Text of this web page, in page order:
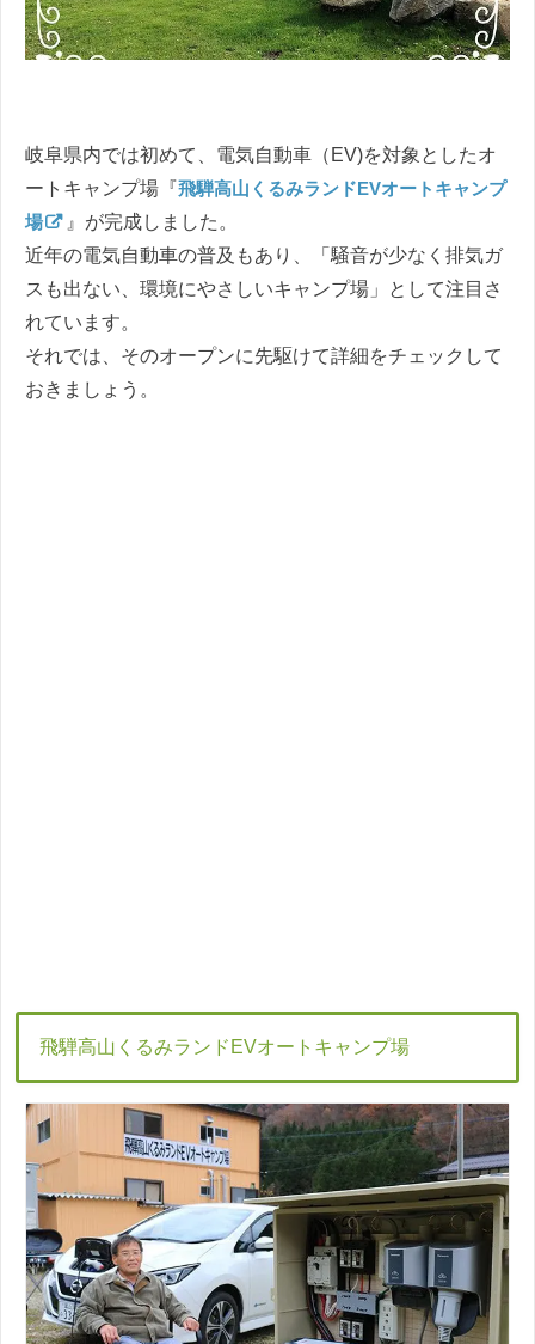
岐阜県内では初めて、電気自動車（EV)を対象としたオ
ートキャンプ場『飛騨高山くるみランドEVオートキャンプ
場
』が完成しました。
近年の電気自動車の普及もあり、「騒音が少なく排気ガ
スも出ない、環境にやさしいキャンプ場」として注目さ
れています。
それでは、そのオープンに先駆けて詳細をチェックして
おきましょう。
飛騨高山くるみランドEVオートキャンプ場